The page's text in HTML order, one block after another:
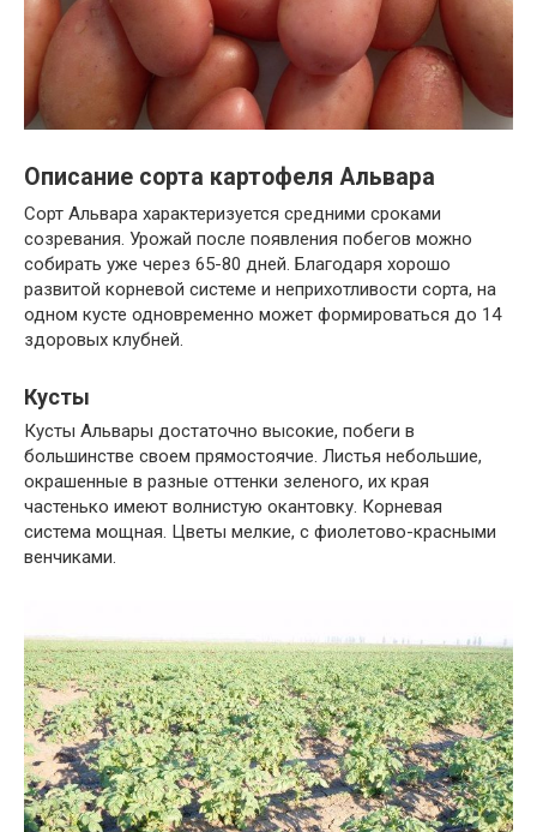
Описание сорта картофеля Альвара
Сорт Альвара характеризуется средними сроками
созревания. Урожай после появления побегов можно
собирать уже через 65-80 дней. Благодаря хорошо
развитой корневой системе и неприхотливости сорта, на
одном кусте одновременно может формироваться до 14
здоровых клубней.
Кусты
Кусты Альвары достаточно высокие, побеги в
большинстве своем прямостоячие. Листья небольшие,
окрашенные в разные оттенки зеленого, их края
частенько имеют волнистую окантовку. Корневая
система мощная. Цветы мелкие, с фиолетово-красными
венчиками.